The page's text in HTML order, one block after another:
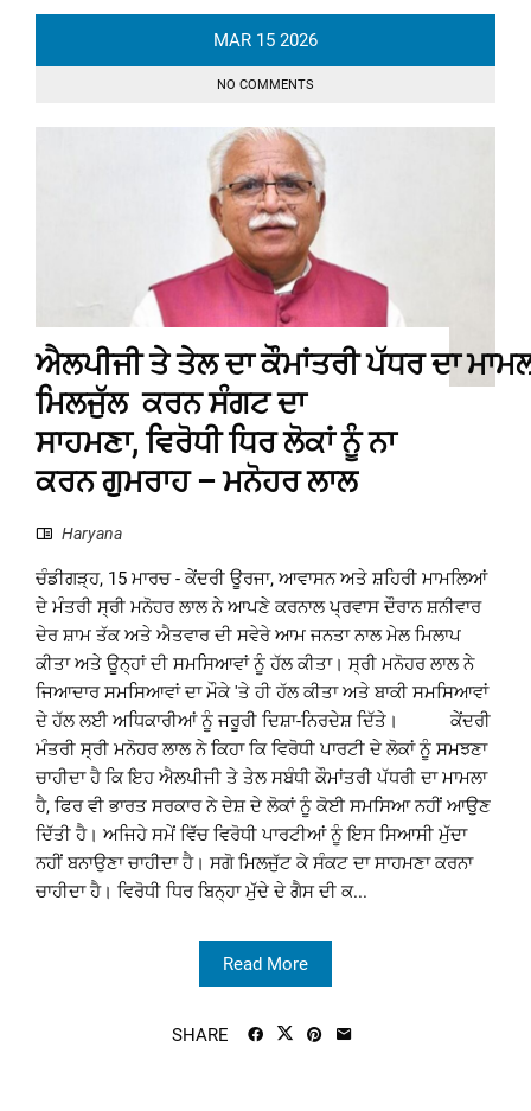
MAR 15 2026
NO COMMENTS
ਐਲਪੀਜੀ ਤੇ ਤੇਲ ਦਾ ਕੌਮਾਂਤਰੀ ਪੱਧਰ ਦਾ
ਮਿਲਜੁੱਲ ਕਰਨ ਸੰਗਟ ਦਾ
ਸਾਹਮਣਾ, ਵਿਰੋਧੀ ਧਿਰ ਲੋਕਾਂ ਨੂੰ ਨਾ
ਕਰਨ ਗੁਮਰਾਹ – ਮਨੋਹਰ ਲਾਲ
Haryana
ਚੰਡੀਗੜ੍ਹ, 15 ਮਾਰਚ - ਕੇਂਦਰੀ ਊਰਜਾ, ਆਵਾਸਨ ਅਤੇ ਸ਼ਹਿਰੀ ਮਾਮਲਿਆਂ
ਦੇ ਮੰਤਰੀ ਸ੍ਰੀ ਮਨੋਹਰ ਲਾਲ ਨੇ ਆਪਣੇ ਕਰਨਾਲ ਪ੍ਰਵਾਸ ਦੌਰਾਨ ਸ਼ਨੀਵਾਰ
ਦੇਰ ਸ਼ਾਮ ਤੱਕ ਅਤੇ ਐਤਵਾਰ ਦੀ ਸਵੇਰੇ ਆਮ ਜਨਤਾ ਨਾਲ ਮੇਲ ਮਿਲਾਪ
ਕੀਤਾ ਅਤੇ ਊਨ੍ਹਾਂ ਦੀ ਸਮਸਿਆਵਾਂ ਨੂੰ ਹੱਲ ਕੀਤਾ। ਸ੍ਰੀ ਮਨੋਹਰ ਲਾਲ ਨੇ
ਜਿਆਦਾਰ ਸਮਸਿਆਵਾਂ ਦਾ ਮੌਕੇ 'ਤੇ ਹੀ ਹੱਲ ਕੀਤਾ ਅਤੇ ਬਾਕੀ ਸਮਸਿਆਵਾਂ
ਦੇ ਹੱਲ ਲਈ ਅਧਿਕਾਰੀਆਂ ਨੂੰ ਜਰੂਰੀ ਦਿਸ਼ਾ-ਨਿਰਦੇਸ਼ ਦਿੱਤੇ। ਕੇਂਦਰੀ
ਮੰਤਰੀ ਸ੍ਰੀ ਮਨੋਹਰ ਲਾਲ ਨੇ ਕਿਹਾ ਕਿ ਵਿਰੋਧੀ ਪਾਰਟੀ ਦੇ ਲੋਕਾਂ ਨੂੰ ਸਮਝਣਾ
ਚਾਹੀਦਾ ਹੈ ਕਿ ਇਹ ਐਲਪੀਜੀ ਤੇ ਤੇਲ ਸਬੰਧੀ ਕੌਮਾਂਤਰੀ ਪੱਧਰੀ ਦਾ ਮਾਮਲਾ
ਹੈ, ਫਿਰ ਵੀ ਭਾਰਤ ਸਰਕਾਰ ਨੇ ਦੇਸ਼ ਦੇ ਲੋਕਾਂ ਨੂੰ ਕੋਈ ਸਮਸਿਆ ਨਹੀਂ ਆਉਣ
ਦਿੱਤੀ ਹੈ। ਅਜਿਹੇ ਸਮੇਂ ਵਿੱਚ ਵਿਰੋਧੀ ਪਾਰਟੀਆਂ ਨੂੰ ਇਸ ਸਿਆਸੀ ਮੁੱਦਾ
ਨਹੀਂ ਬਨਾਉਣਾ ਚਾਹੀਦਾ ਹੈ। ਸਗੋ ਮਿਲਜੁੱਟ ਕੇ ਸੰਕਟ ਦਾ ਸਾਹਮਣਾ ਕਰਨਾ
ਚਾਹੀਦਾ ਹੈ। ਵਿਰੋਧੀ ਧਿਰ ਬਿਨ੍ਹਾ ਮੁੱਦੇ ਦੇ ਗੈਸ ਦੀ ਕ...
Read More
SHARE